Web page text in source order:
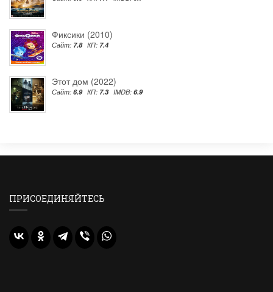
Фиксики (2010)
Сайт: 7.8 КП: 7.4
Этот дом (2022)
Сайт: 6.9 КП: 7.3 IMDB: 6.9
ПРИСОЕДИНЯЙТЕСЬ